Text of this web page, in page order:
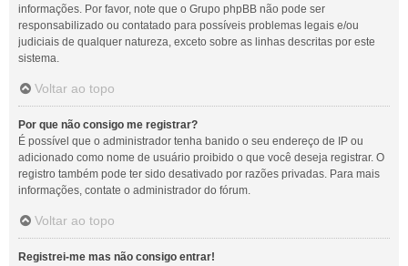
informações. Por favor, note que o Grupo phpBB não pode ser
responsabilizado ou contatado para possíveis problemas legais e/ou
judiciais de qualquer natureza, exceto sobre as linhas descritas por este
sistema.
Voltar ao topo
Por que não consigo me registrar?
É possível que o administrador tenha banido o seu endereço de IP ou
adicionado como nome de usuário proibido o que você deseja registrar. O
registro também pode ter sido desativado por razões privadas. Para mais
informações, contate o administrador do fórum.
Voltar ao topo
Registrei-me mas não consigo entrar!